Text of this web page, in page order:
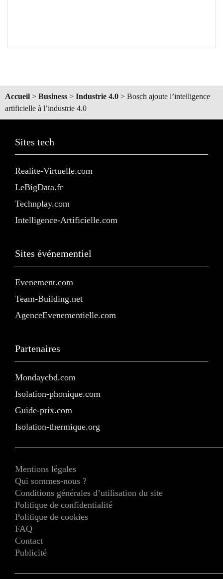
Accueil > Business > Industrie 4.0 > Bosch ajoute l’intelligence
artificielle à l’industrie 4.0
Sites tech
Realite-Virtuelle.com
LeBigData.fr
Technplay.com
Intelligence-Artificielle.com
Sites événementiel
Evenement.com
Team-Building.net
AgenceEvenementielle.com
Partenaires
Mondaycbd.com
Isolation-phonique.com
Guide-prix.com
Isolation-thermique.org
Mentions légales
Qui sommes-nous ?
Conditions générales d’utilisation du site
Politique de confidentialité
Politique de cookies
FAQ
Contact
Publicité